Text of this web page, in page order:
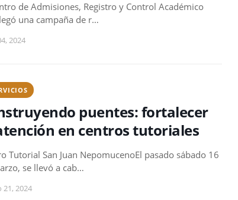
de Admisiones, Registro y Control Académico
una campaña de r…
2024
puentes: fortalecer
en centros tutoriales
Tutorial San Juan NepomucenoEl pasado sábado 16
se llevó a cab…
21, 2024